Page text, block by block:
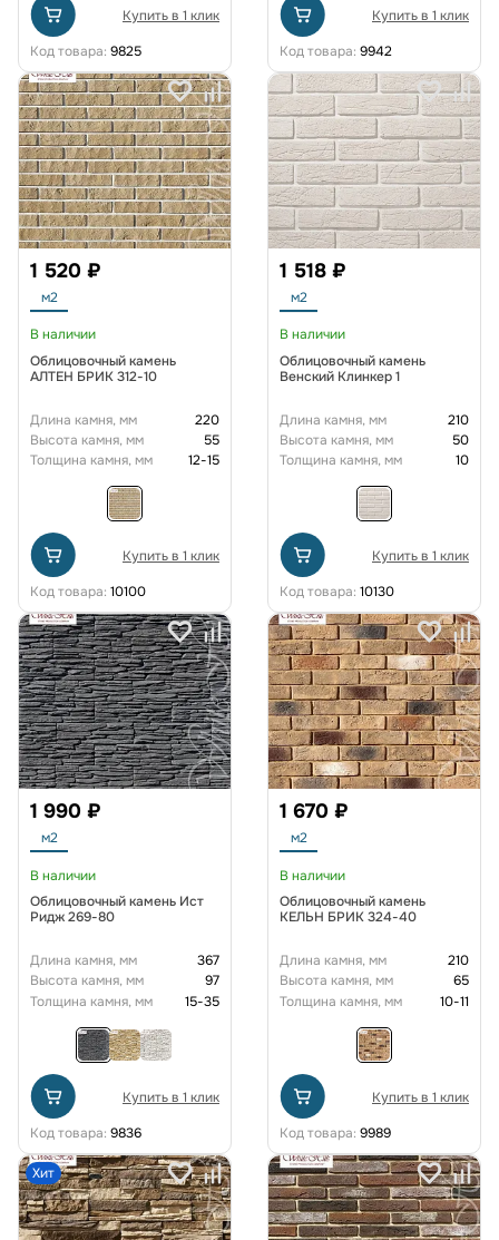
Купить в 1 клик
Код товара: 9825
Купить в 1 клик
Код товара: 9942
1 520 ₽
м2
В наличии
Облицовочный камень
АЛТЕН БРИК 312-10
Длина камня, мм
220
Высота камня, мм
55
Толщина камня, мм
12-15
Купить в 1 клик
Код товара: 10100
1 518 ₽
м2
В наличии
Облицовочный камень
Венский Клинкер 1
Длина камня, мм
210
Высота камня, мм
50
Толщина камня, мм
10
Купить в 1 клик
Код товара: 10130
1 990 ₽
м2
В наличии
Облицовочный камень Ист
Ридж 269-80
Длина камня, мм
367
Высота камня, мм
97
Толщина камня, мм
15-35
Купить в 1 клик
Код товара: 9836
1 670 ₽
м2
В наличии
Облицовочный камень
КЕЛЬН БРИК 324-40
Длина камня, мм
210
Высота камня, мм
65
Толщина камня, мм
10-11
Купить в 1 клик
Код товара: 9989
Хит